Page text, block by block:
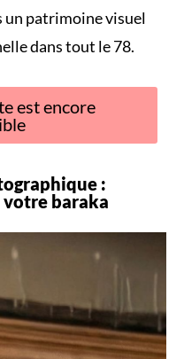
un patrimoine visuel
dans tout le 78.
est encore
:
votre baraka